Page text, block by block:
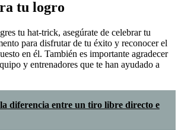
tu logro
tu hat-trick, asegúrate de celebrar tu
para disfrutar de tu éxito y reconocer el
en él. También es importante agradecer
y entrenadores que te han ayudado a
diferencia entre un tiro libre directo e